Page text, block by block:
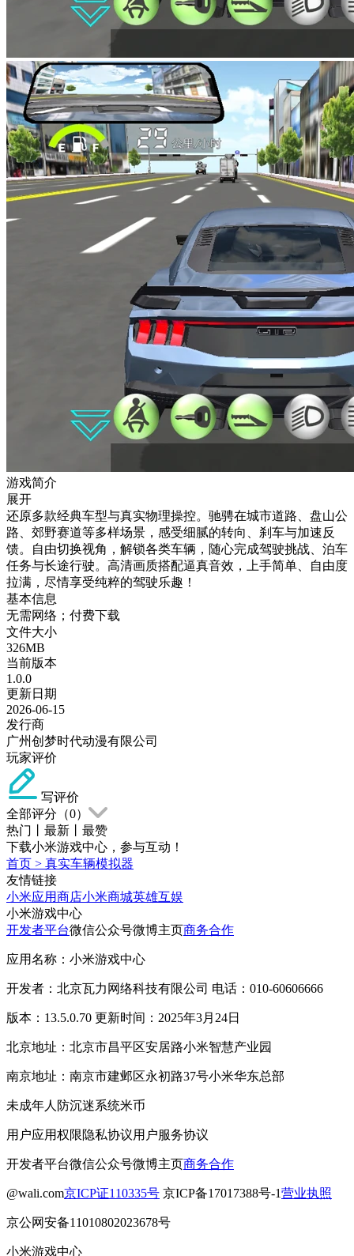
游戏简介
展开
还原多款经典车型与真实物理操控。驰骋在城市道路、盘山公
路、郊野赛道等多样场景，感受细腻的转向、刹车与加速反
馈。自由切换视角，解锁各类车辆，随心完成驾驶挑战、泊车
任务与长途行驶。高清画质搭配逼真音效，上手简单、自由度
拉满，尽情享受纯粹的驾驶乐趣！
基本信息
无需网络；付费下载
文件大小
326MB
当前版本
1.0.0
更新日期
2026-06-15
发行商
广州创梦时代动漫有限公司
玩家评价
写评价
全部评分（0）
热门
最新
最赞
下载小米游戏中心，参与互动！
首页 > 真实车辆模拟器
友情链接
小米应用商店小米商城英雄互娱
小米游戏中心
开发者平台微信公众号微博主页商务合作
应用名称：小米游戏中心
开发者：北京瓦力网络科技有限公司 电话：010-60606666
版本：13.5.0.70 更新时间：2025年3月24日
北京地址：北京市昌平区安居路小米智慧产业园
南京地址：南京市建邺区永初路37号小米华东总部
未成年人防沉迷系统米币
用户应用权限隐私协议用户服务协议
开发者平台微信公众号微博主页商务合作
@wali.com京ICP证110335号 京ICP备17017388号-1营业执照
京公网安备11010802023678号
小米游戏中心